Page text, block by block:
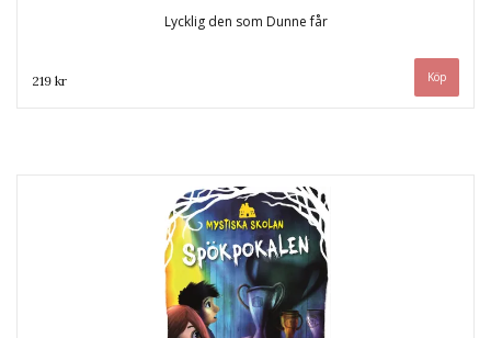
Lycklig den som Dunne får
219 kr